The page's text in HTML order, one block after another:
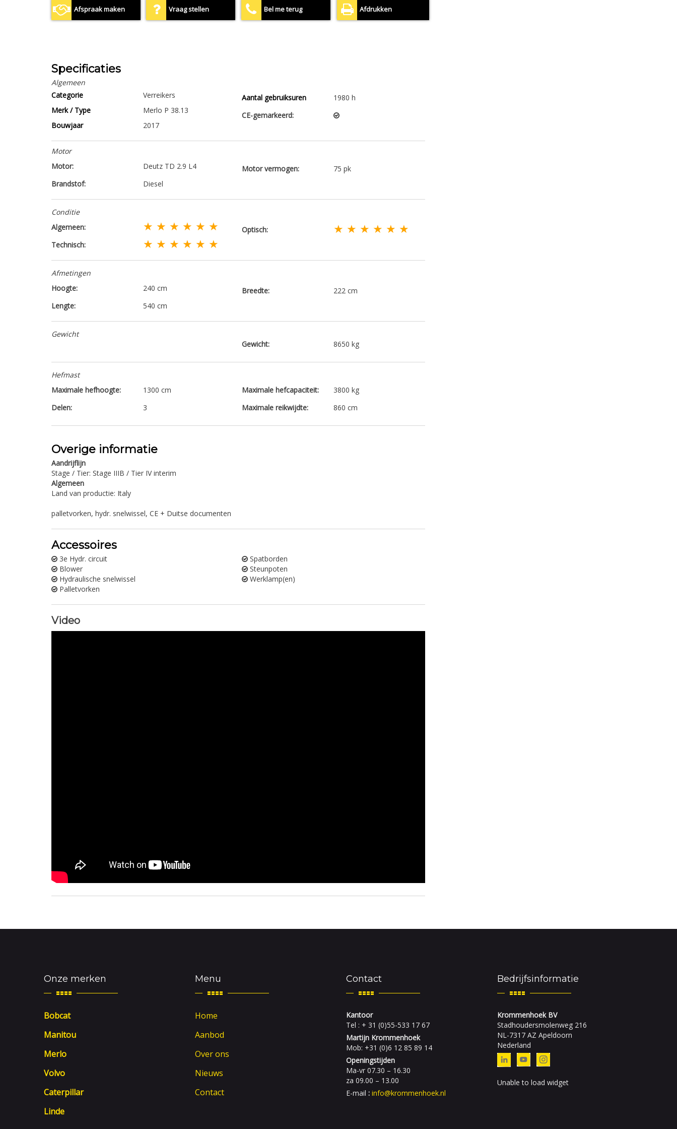
Afspraak maken Vraag stellen Bel me terug Afdrukken
Specificaties
Algemeen
Categorie
Verreikers
Merk / Type
Merlo P 38.13
Bouwjaar
2017
Aantal gebruiksuren
1980 h
CE-gemarkeerd:
Motor
Motor:
Deutz TD 2.9 L4
Brandstof:
Diesel
Motor vermogen: 75 pk
Conditie
Algemeen:
★ ★ ★ ★ ★ ★
Technisch: ★ ★ ★ ★ ★ ★
Optisch: ★ ★ ★ ★ ★ ★
Afmetingen
Hoogte:
240 cm
Lengte:
540 cm
Breedte: 222 cm
Gewicht
Gewicht:
8650 kg
Hefmast
Maximale hefhoogte:
1300 cm
Delen:
3
Maximale hefcapaciteit:
3800 kg
Maximale reikwijdte:
860 cm
Overige informatie
Aandrijflijn
Stage / Tier: Stage IIIB / Tier IV interim
Algemeen
Land van productie: Italy
palletvorken, hydr. snelwissel, CE + Duitse documenten
Accessoires
3e Hydr. circuit
Blower
Hydraulische snelwissel
Palletvorken
Spatborden
Steunpoten
Werklamp(en)
Video
Onze merken
Bobcat
Manitou
Merlo
Volvo
Caterpillar
Linde
Menu
Home
Aanbod
Over ons
Nieuws
Contact
Contact
Kantoor
Tel : + 31 (0)55-533 17 67
Martijn Krommenhoek
Mob: +31 (0)6 12 85 89 14
Openingstijden
Ma-vr 07.30 – 16.30
za 09.00 – 13.00
E-mail : info@krommenhoek.nl
Bedrijfsinformatie
Krommenhoek BV
Stadhoudersmolenweg 216
NL-7317 AZ Apeldoorn
Nederland
Unable to load widget